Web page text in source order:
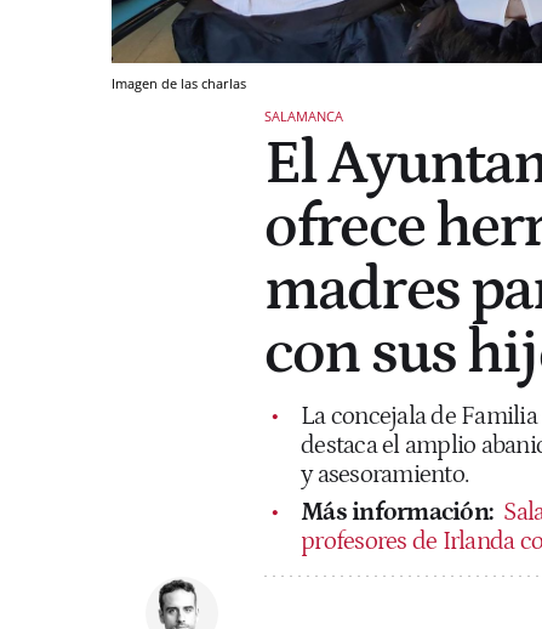
Imagen de las charlas
SALAMANCA
El
ofrece
madres
con sus
La concejala de
destaca el amplio
y asesoramiento.
Más información:
profesores de Irlanda